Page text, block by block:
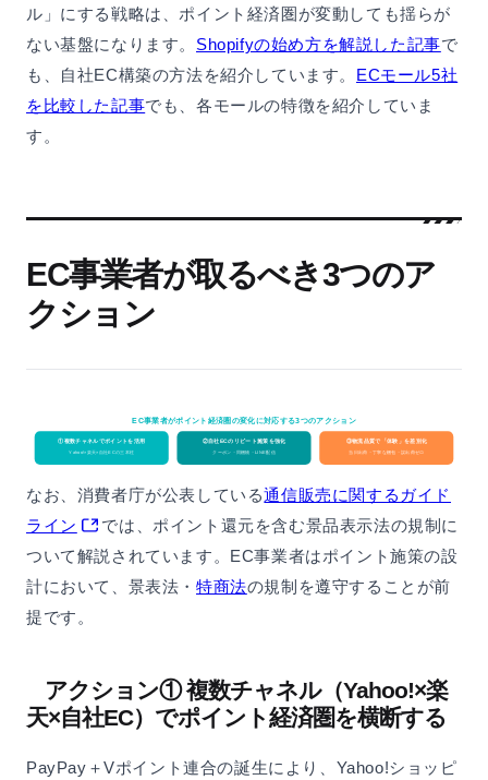
ル」にする戦略は、ポイント経済圏が変動しても揺らが
ない基盤になります。 Shopifyの始め方を解説した記事で
も、自社EC構築の方法を紹介しています。 ECモール5社
を比較した記事でも、各モールの特徴を紹介していま
す。
EC事業者が取るべき3つのア
クション
EC事業者がポイント経済圏の変化に対応する3つのアクション
①複数チャネルでポイントを活用
Yahoo!×楽天×自社ECの三本柱
②自社ECのリピート施策を強化
クーポン・同梱物・LINE配信
③物流品質で「体験」を差別化
当日出荷・丁寧な梱包・誤出荷ゼロ
なお、消費者庁が公表している通信販売に関するガイド
ライン
では、ポイント還元を含む景品表示法の規制に
ついて解説されています。EC事業者はポイント施策の設
計において、景表法・ 特商法の規制を遵守することが前
提です。
アクション① 複数チャネル（Yahoo!×楽
天×自社EC）でポイント経済圏を横断する
PayPay＋Vポイント連合の誕生により、Yahoo!ショッピ